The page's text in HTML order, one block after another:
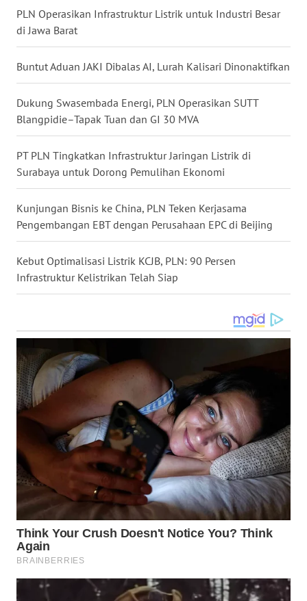
PLN Operasikan Infrastruktur Listrik untuk Industri Besar
di Jawa Barat
Buntut Aduan JAKI Dibalas AI, Lurah Kalisari Dinonaktifkan
Dukung Swasembada Energi, PLN Operasikan SUTT
Blangpidie–Tapak Tuan dan GI 30 MVA
PT PLN Tingkatkan Infrastruktur Jaringan Listrik di
Surabaya untuk Dorong Pemulihan Ekonomi
Kunjungan Bisnis ke China, PLN Teken Kerjasama
Pengembangan EBT dengan Perusahaan EPC di Beijing
Kebut Optimalisasi Listrik KCJB, PLN: 90 Persen
Infrastruktur Kelistrikan Telah Siap
KALBAR
KALTENG
WN
KALTARA
WN
KALSEL
WN
KALTIM
WN
SULSEL
WN
SULUT
WN
MALUKU
MALUT
WN
DAIRI
WN
TOBA